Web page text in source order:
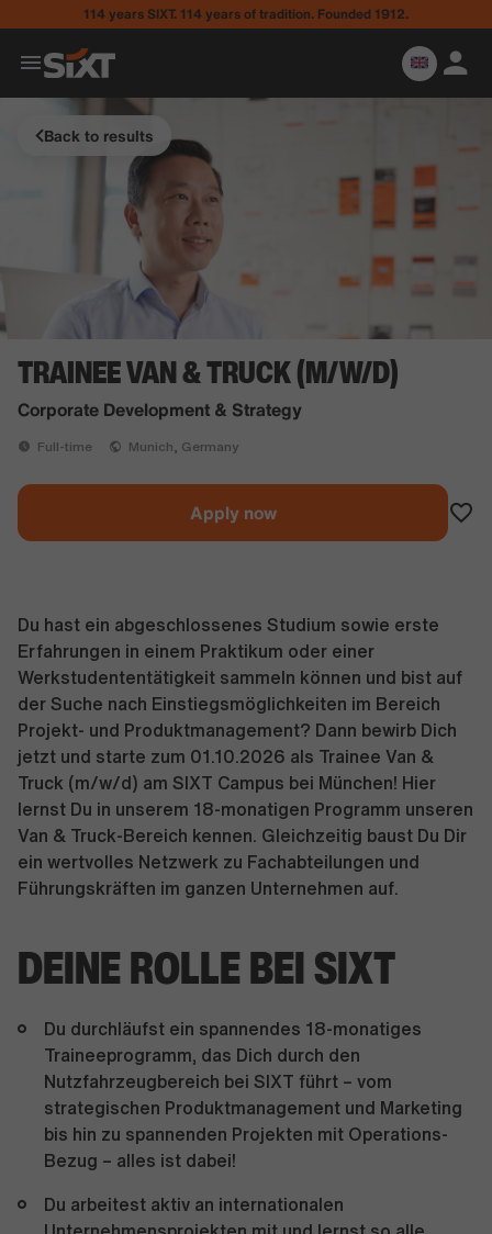
114 years SIXT. 114 years of tradition. Founded 1912.
Back to results
TRAINEE VAN & TRUCK (M/W/D)
Corporate Development & Strategy
Full-time Munich, Germany
Apply now
Du hast ein abgeschlossenes Studium sowie erste
Erfahrungen in einem Praktikum oder einer
Werkstudententätigkeit sammeln können und bist auf
der Suche nach Einstiegsmöglichkeiten im Bereich
Projekt- und Produktmanagement? Dann bewirb Dich
jetzt und starte zum 01.10.2026 als Trainee Van &
Truck (m/w/d) am SIXT Campus bei München! Hier
lernst Du in unserem 18-monatigen Programm unseren
Van & Truck-Bereich kennen. Gleichzeitig baust Du Dir
ein wertvolles Netzwerk zu Fachabteilungen und
Führungskräften im ganzen Unternehmen auf.
DEINE ROLLE BEI SIXT
Du durchläufst ein spannendes 18-monatiges
Traineeprogramm, das Dich durch den
Nutzfahrzeugbereich bei SIXT führt – vom
strategischen Produktmanagement und Marketing
bis hin zu spannenden Projekten mit Operations-
Bezug – alles ist dabei!
Du arbeitest aktiv an internationalen